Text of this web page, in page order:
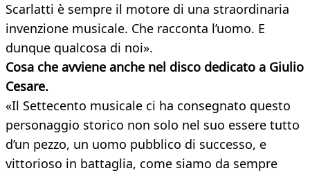
Scarlatti è sempre il motore di una straordinaria
invenzione musicale. Che racconta l’uomo. E
dunque qualcosa di noi».
Cosa che avviene anche nel disco dedicato a Giulio
Cesare.
«Il Settecento musicale ci ha consegnato questo
personaggio storico non solo nel suo essere tutto
d’un pezzo, un uomo pubblico di successo, e
vittorioso in battaglia, come siamo da sempre